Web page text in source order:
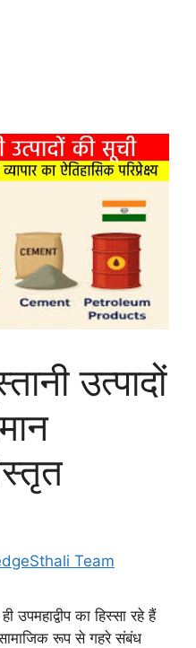
उत्पादों
Team
उपमहाद्वीप का हिस्सा रहे हैं
रूप से गहरे संबंध